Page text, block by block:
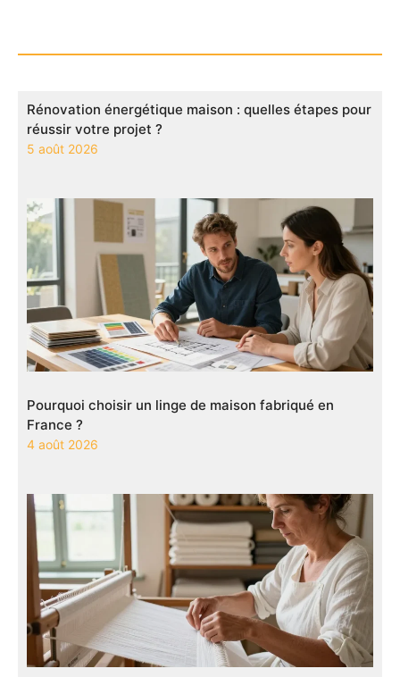
Rénovation énergétique maison : quelles étapes pour
réussir votre projet ?
5 août 2026
Pourquoi choisir un linge de maison fabriqué en
France ?
4 août 2026